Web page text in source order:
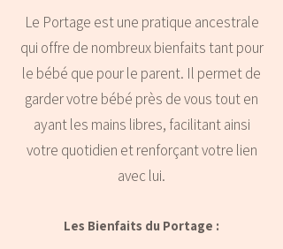
Le Portage est une pratique ancestrale
qui offre de nombreux bienfaits tant pour
le bébé que pour le parent. Il permet de
garder votre bébé près de vous tout en
ayant les mains libres, facilitant ainsi
votre quotidien et renforçant votre lien
avec lui.
Les Bienfaits du Portage :